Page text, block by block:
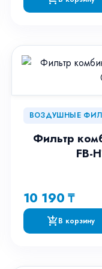
ВОЗДУШНЫЕ
Фильтр
FB-
10 190 ₸
add_shopping_cartВ корзину